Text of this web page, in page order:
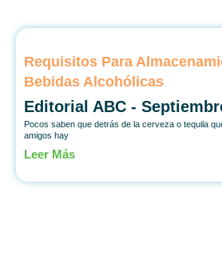
Requisitos Para
Bebidas Alcohólicas
Editorial ABC
Pocos saben que detrás de la cerveza o tequila
amigos hay
Leer Más